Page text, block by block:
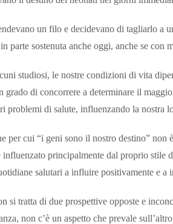
un filo e decidevano di tagliarlo a
parte sostenuta anche oggi, anche se con
studiosi, le nostre condizioni di vita
grado di concorrere a determinare il
problemi di salute, influenzando la nostra
per cui “i geni sono il nostro destino” non
influenzato principalmente dal proprio stile
salutari a influire positivamente e a
si tratta di due prospettive opposte e
non c’è un aspetto che prevale